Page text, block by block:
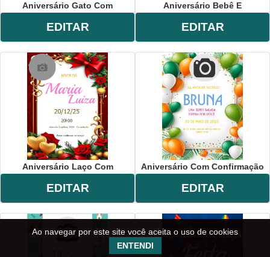
Aniversário Gato Com
EDITAR
Aniversário Bebê E
EDITAR
Aniversário Laço Com
EDITAR
Aniversário Com Confirmação
EDITAR
Ao navegar por este site você aceita o uso de cookies
ENTENDI